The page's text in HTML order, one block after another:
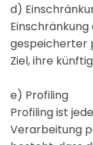
d)
gespeicherter
Ziel, ihre
e) Profiling
Profiling ist
Verarbeitung